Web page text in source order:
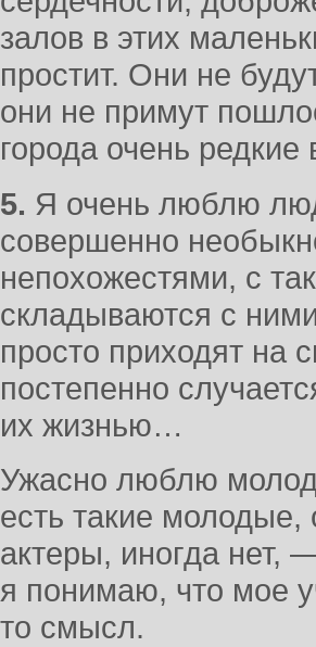
залов в этих
простит. Они не
они не примут
города очень
5. Я очень люблю
совершенно
непохожестями, с
складываются с
просто приходят на
постепенно
их жизнью…
Ужасно люблю
есть такие
актеры, иногда нет,
я понимаю, что мое
то смысл.